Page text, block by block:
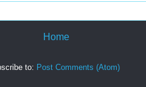
Home
to: Post Comments (Atom)